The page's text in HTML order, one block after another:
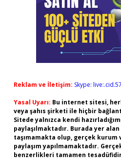
Reklam ve İletişim: Skype:
Yasal Uyarı: Bu internet sitesi,
veya şahıs şirketi ile hiçbir
Sitede yalnızca kendi
paylaşılmaktadır. Burada yer
taşımamakta olup, gerçek kurum
paylaşım yapılmamaktadır.
benzerlikleri tamamen